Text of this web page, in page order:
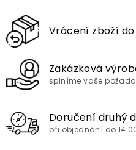
Vrácení zboží
Zakázková
splníme vaše
Doručení druhý
při objednání do